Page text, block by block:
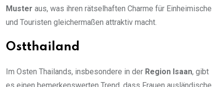
Muster aus, was ihren rätselhaften Charme für Einheimische
und Touristen gleichermaßen attraktiv macht.
Ostthailand
Im Osten Thailands, insbesondere in der Region Isaan, gibt
es einen bemerkenswerten Trend, dass Frauen ausländische